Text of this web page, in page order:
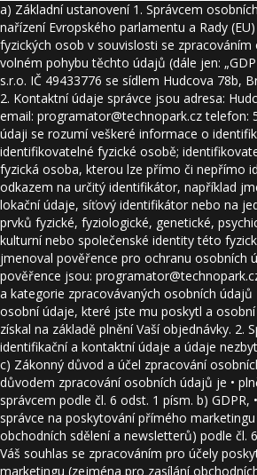
a) Základní ustanovení 1. Správcem
nařízení Evropského parlamentu a Rady
fyzických osob v souvislosti se
volném pohybu těchto údajů (dále jen:
s.r.o. IČ 49433776 se sídlem Hudcova 78b,
2. Kontaktní údaje správce jsou adresa:
email: programator@technopark.cz telefon:
údaji se rozumí veškeré informace o
identifikovatelné fyzické osobě;
fyzická osoba, kterou lze přímo či nepřímo
odkazem na určitý identifikátor, například
lokační údaje, síťový identifikátor nebo na
prvků fyzické, fyziologické, genetické,
kulturní nebo společenské identity této
jmenoval pověřence pro ochranu osobních
pověřence jsou:
a kategorie zpracovávaných osobních údajů
osobní údaje, které jste mu poskytl a
získal na základě plnění Vaší objednávky. 2.
identifikační a kontaktní údaje a údaje
c) Zákonný důvod a účel zpracování
důvodem zpracování osobních údajů je •
správcem podle čl. 6 odst. 1 písm. b) GDPR,
správce na poskytování přímého
obchodních sdělení a newsletterů) podle čl.
Váš souhlas se zpracováním pro účely
marketingu (zejména pro zasílání